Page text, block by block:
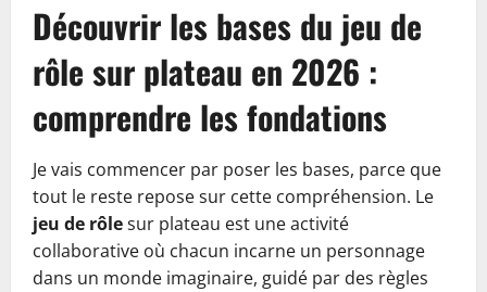
Découvrir les bases du jeu de
rôle sur plateau en 2026 :
comprendre les fondations
Je vais commencer par poser les bases, parce que
tout le reste repose sur cette compréhension. Le
jeu de rôlesur plateau est une activité
collaborative où chacun incarne un personnage
dans un monde imaginaire, guidé par des règles